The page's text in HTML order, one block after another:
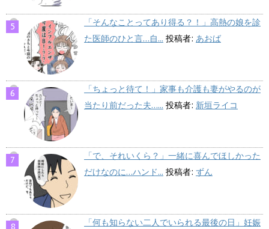
「そんなことってあり得る？！」高熱の娘を診
た医師のひと言…自... 投稿者: あおば
「ちょっと待て！」家事も介護も妻がやるのが
当たり前だった夫…... 投稿者: 新垣ライコ
「で、それいくら？」一緒に喜んでほしかった
だけなのに…ハンド... 投稿者: ずん
「何も知らない二人でいられる最後の日」妊娠